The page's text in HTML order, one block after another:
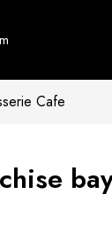
Cafe